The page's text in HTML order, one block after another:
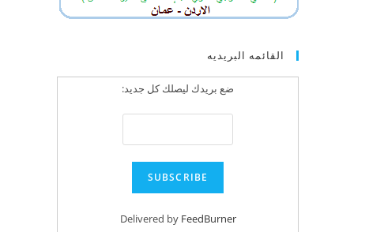
القائمه البريديه
ضع بريدك ليصلك كل جديد:
Delivered by FeedBurner